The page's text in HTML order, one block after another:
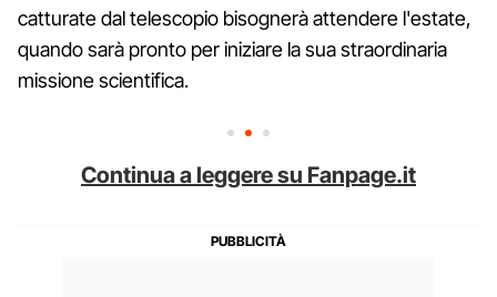
catturate dal telescopio bisognerà attendere l'estate,
quando sarà pronto per iniziare la sua straordinaria
missione scientifica.
Continua a leggere su Fanpage.it